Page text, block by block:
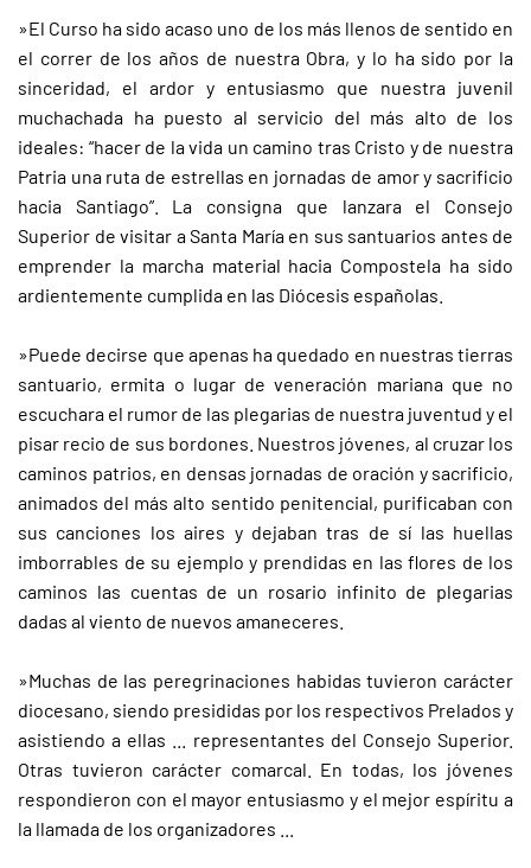
»El Curso ha sido acaso uno de los más llenos de sentido en
el correr de los años de nuestra Obra, y lo ha sido por la
sinceridad, el ardor y entusiasmo que nuestra juvenil
muchachada ha puesto al servicio del más alto de los
ideales: “hacer de la vida un camino tras Cristo y de nuestra
Patria una ruta de estrellas en jornadas de amor y sacrificio
hacia Santiago”. La consigna que lanzara el Consejo
Superior de visitar a Santa María en sus santuarios antes de
emprender la marcha material hacia Compostela ha sido
ardientemente cumplida en las Diócesis españolas.
»Puede decirse que apenas ha quedado en nuestras tierras
santuario, ermita o lugar de veneración mariana que no
escuchara el rumor de las plegarias de nuestra juventud y el
pisar recio de sus bordones. Nuestros jóvenes, al cruzar los
caminos patrios, en densas jornadas de oración y sacrificio,
animados del más alto sentido penitencial, purificaban con
sus canciones los aires y dejaban tras de sí las huellas
imborrables de su ejemplo y prendidas en las flores de los
caminos las cuentas de un rosario infinito de plegarias
dadas al viento de nuevos amaneceres.
»Muchas de las peregrinaciones habidas tuvieron carácter
diocesano, siendo presididas por los respectivos Prelados y
asistiendo a ellas ... representantes del Consejo Superior.
Otras tuvieron carácter comarcal. En todas, los jóvenes
respondieron con el mayor entusiasmo y el mejor espíritu a
la llamada de los organizadores ...